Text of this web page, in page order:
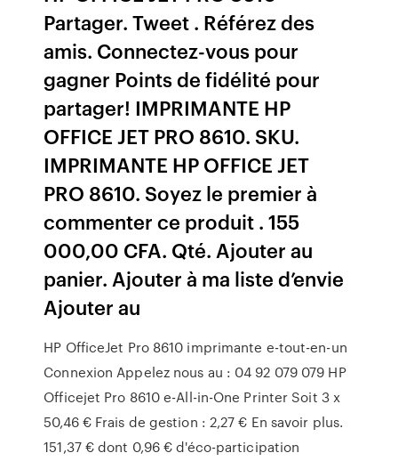
Partager. Tweet . Référez des
amis. Connectez-vous pour
gagner Points de fidélité pour
partager! IMPRIMANTE HP
OFFICE JET PRO 8610. SKU.
IMPRIMANTE HP OFFICE JET
PRO 8610. Soyez le premier à
commenter ce produit . 155
000,00 CFA. Qté. Ajouter au
panier. Ajouter à ma liste d’envie
Ajouter au
HP OfficeJet Pro 8610 imprimante e-tout-en-un
Connexion Appelez nous au : 04 92 079 079 HP
Officejet Pro 8610 e-All-in-One Printer Soit 3 x
50,46 € Frais de gestion : 2,27 € En savoir plus.
151,37 € dont 0,96 € d'éco-participation